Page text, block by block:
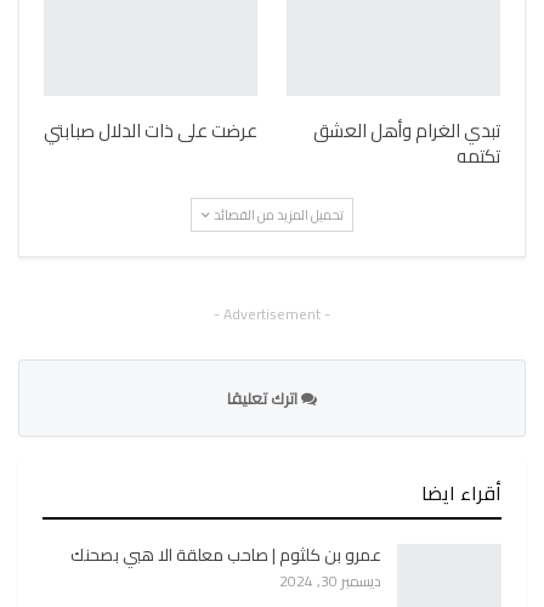
تبدي الغرام وأهل العشق
تكتمه
عرضت على ذات الدلال صبابتي
تحميل المزيد من القصائد
- Advertisement -
اترك تعليقا
أقراء ايضا
عمرو بن كلثوم | صاحب معلقة الا هبي بصحنك
ديسمبر 30, 2024